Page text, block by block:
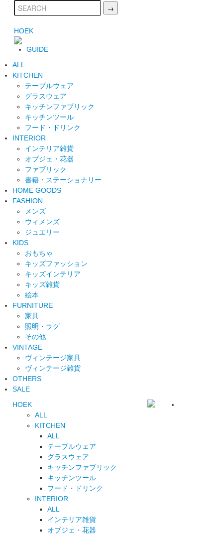
HOEK
GUIDE
ALL
KITCHEN
テーブルウェア
グラスウェア
キッチンファブリック
キッチンツール
フード・ドリンク
INTERIOR
インテリア雑貨
オブジェ・花器
ファブリック
書籍・ステーショナリー
HOME GOODS
FASHION
メンズ
ウィメンズ
ジュエリー
KIDS
おもちゃ
キッズファッション
キッズインテリア
キッズ雑貨
絵本
FURNITURE
家具
照明・ラグ
その他
VINTAGE
ヴィンテージ家具
ヴィンテージ雑貨
OTHERS
SALE
HOEK
ALL
KITCHEN
ALL
テーブルウェア
グラスウェア
キッチンファブリック
キッチンツール
フード・ドリンク
INTERIOR
ALL
インテリア雑貨
オブジェ・花器